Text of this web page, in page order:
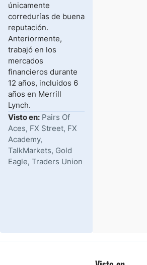
únicamente
corredurías de buena
reputación.
Anteriormente,
trabajó en los
mercados
financieros durante
12 años, incluidos 6
años en Merrill
Lynch.
Visto en: Pairs Of
Aces, FX Street, FX
Academy,
TalkMarkets, Gold
Eagle, Traders Union